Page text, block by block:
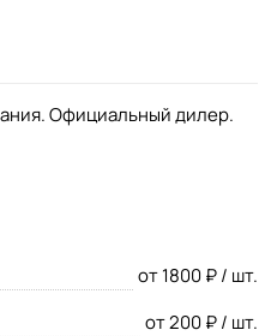
Официальный дилер.
от 1800 ₽ / шт.
от 200 ₽ / шт.